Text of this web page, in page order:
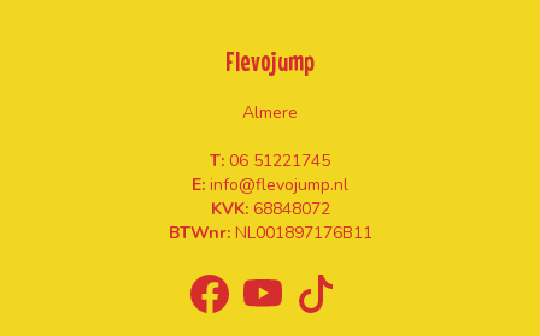
Flevojump
Almere
T: 06 51221745
E: info@flevojump.nl
KVK: 68848072
BTWnr: NL001897176B11